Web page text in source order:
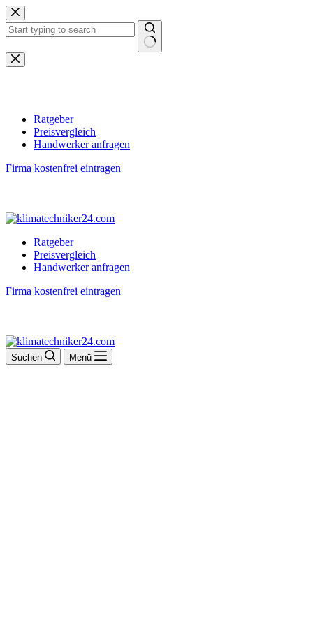
Zum
Inhalt
springen
Keine
Ergebnisse
Ratgeber
Preisvergleich
Handwerker anfragen
Firma kostenfrei eintragen
Ratgeber
Preisvergleich
Handwerker anfragen
Firma kostenfrei eintragen
Suchen Menü